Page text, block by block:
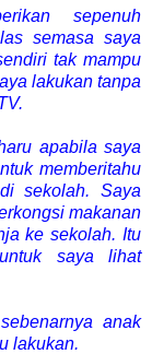
sepenuh
semasa saya
tak mampu
lakukan tanpa
apabila saya
memberitahu
sekolah. Saya
makanan
ke sekolah. Itu
saya lihat
anak
lakukan.